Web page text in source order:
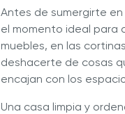
Antes de sumergirte
el momento ideal para
muebles, en las
deshacerte de cosas
encajan con los
Una casa limpia y